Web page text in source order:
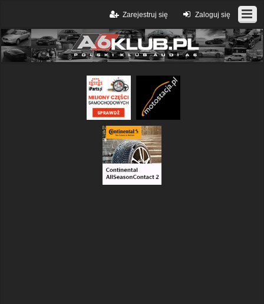
Zaloguj się
Zarejestruj się